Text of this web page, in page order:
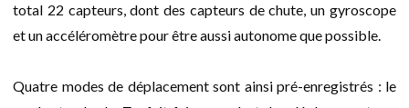
total 22 capteurs, dont des capteurs de chute, un gyroscope
et un accéléromètre pour être aussi autonome que possible.
Quatre modes de déplacement sont ainsi pré-enregistrés : le